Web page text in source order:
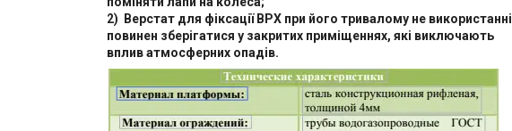
2) Верстат для фіксації ВРХ при його тривалому не використанні
повинен зберігатися у закритих приміщеннях, які виключають
вплив атмосферних опадів.